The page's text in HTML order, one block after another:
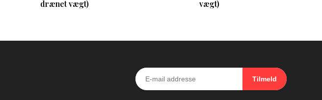
drænet vægt)
vægt)
Tilmeld